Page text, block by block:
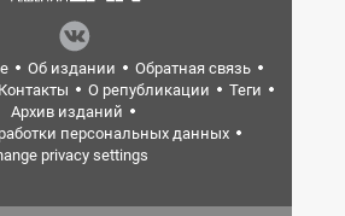
Об издании
Обратная связь
Контакты О републикации
Теги
Архив изданий
персональных данных
privacy settings